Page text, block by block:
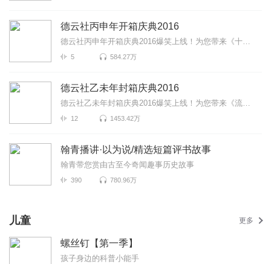
德云社丙申年开箱庆典2016
德云社丙申年开箱庆典2016爆笑上线！为您带来《十分美好》《爱情传奇》《学美容》等高能相声！各种爆笑...
5 584.27万
德云社乙未年封箱庆典2016
德云社乙未年封箱庆典2016爆笑上线！为您带来《流金岁月》《唱大戏》《师徒父子》等高能相声！各种爆笑...
12 1453.42万
翰青播讲·以为说/精选短篇评书故事
翰青带您赏由古至今奇闻趣事历史故事
390 780.96万
儿童 更多
螺丝钉【第一季】
孩子身边的科普小能手